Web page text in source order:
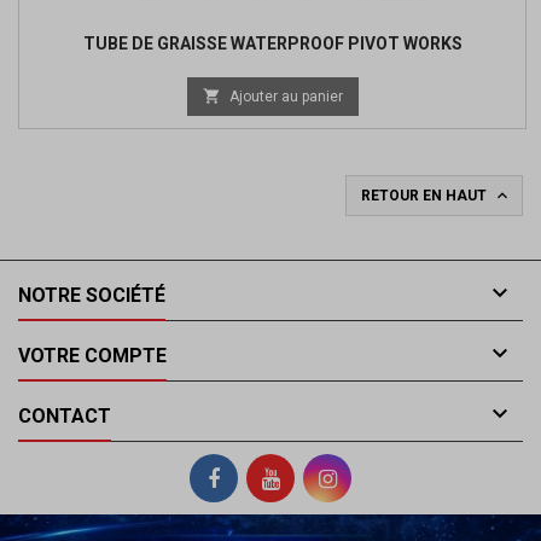
TUBE DE GRAISSE WATERPROOF PIVOT WORKS
 Ajouter au panier
RETOUR EN HAUT 
NOTRE SOCIÉTÉ 
VOTRE COMPTE 
CONTACT 